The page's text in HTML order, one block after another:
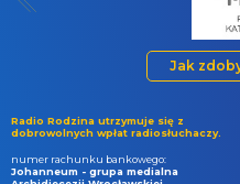
Jak
Radio Rodzina utrzymuje się z
dobrowolnych wpłat radiosłuchaczy.
numer rachunku bankowego:
Johanneum - grupa medialna